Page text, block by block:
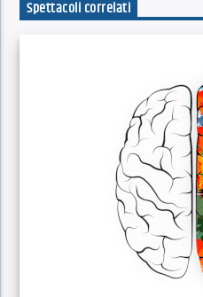
Spettacoli correlati